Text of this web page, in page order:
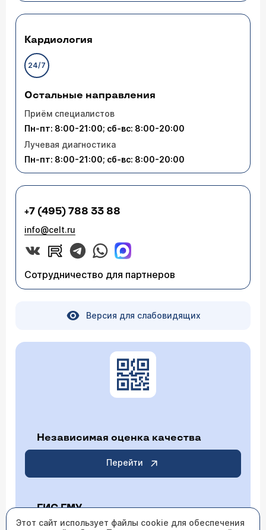
Кардиология
24/7
Остальные направления
Приём специалистов
Пн-пт: 8:00-21:00; сб-вс: 8:00-20:00
Лучевая диагностика
Пн-пт: 8:00-21:00; сб-вс: 8:00-20:00
+7 (495) 788 33 88
info@celt.ru
Сотрудничество для партнеров
Версия для слабовидящих
Независимая оценка качества
Перейти
ГИС ГМУ
Этот сайт использует файлы cookie для обеспечения